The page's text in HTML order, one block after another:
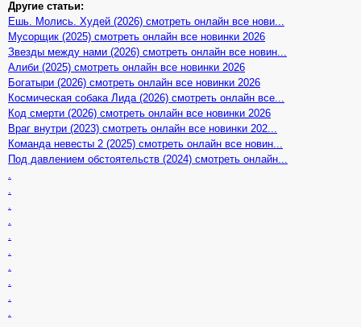
Другие статьи:
Ешь. Молись. Худей (2026) смотреть онлайн все нови...
Мусорщик (2025) смотреть онлайн все новинки 2026
Звезды между нами (2026) смотреть онлайн все новин...
Алиби (2025) смотреть онлайн все новинки 2026
Богатыри (2026) смотреть онлайн все новинки 2026
Космическая собака Лида (2026) смотреть онлайн все...
Код смерти (2026) смотреть онлайн все новинки 2026
Враг внутри (2023) смотреть онлайн все новинки 202...
Команда невесты 2 (2025) смотреть онлайн все новин...
Под давлением обстоятельств (2024) смотреть онлайн...